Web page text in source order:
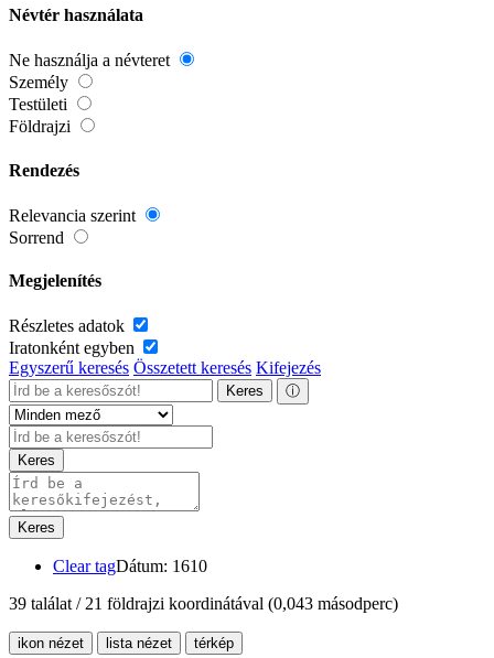
Névtér használata
Ne használja a névteret
Személy
Testületi
Földrajzi
Rendezés
Relevancia szerint
Sorrend
Megjelenítés
Részletes adatok
Iratonként egyben
Egyszerű keresés Összetett keresés Kifejezés
Keres ⓘ
Keres
Keres
Clear tagDátum: 1610
39 találat / 21 földrajzi koordinátával (0,043 másodperc)
ikon nézet lista nézet térkép